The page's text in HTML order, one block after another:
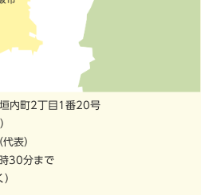
内町2丁目1番20号
）
表）
30分まで